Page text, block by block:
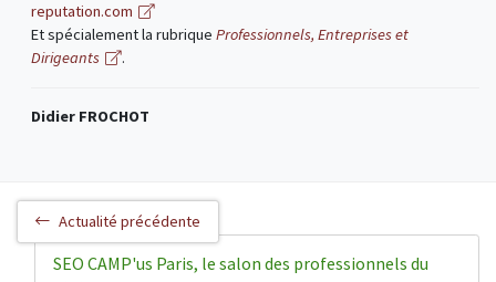
reputation.com
Et spécialement la rubrique Professionnels, Entreprises et
Dirigeants
.
Didier FROCHOT
Actualité précédente
SEO CAMP'us Paris, le salon des professionnels du